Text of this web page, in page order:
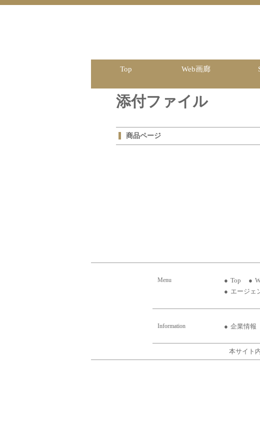
Top Web画廊
添付ファイル
商品ページ
Menu Top
エージェ
Information 企業情報
本サイト